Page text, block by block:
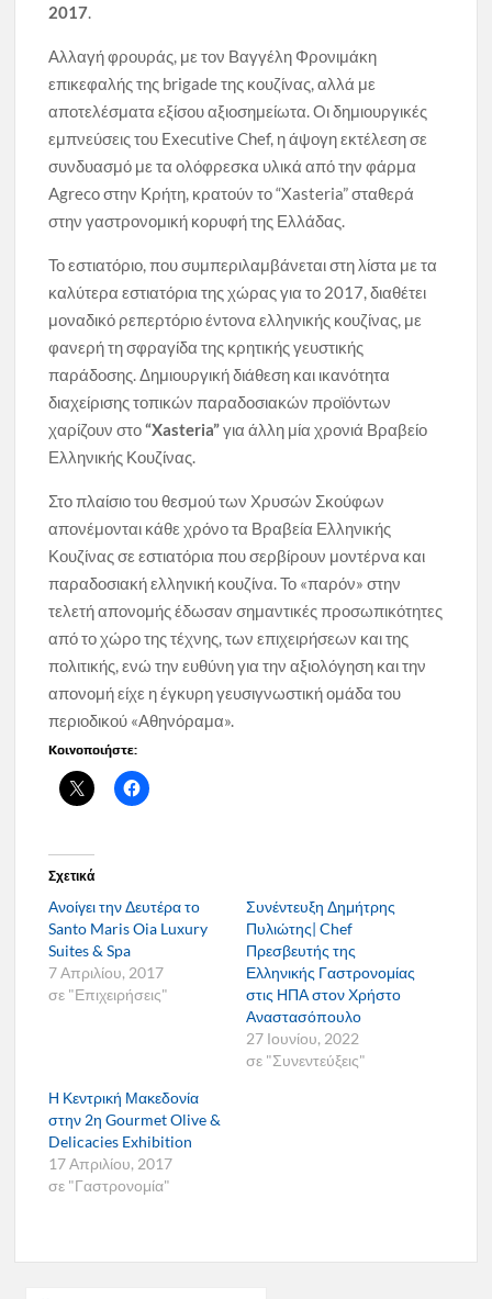
2017.
Αλλαγή φρουράς, με τον Βαγγέλη Φρονιμάκη
επικεφαλής της brigade της κουζίνας, αλλά με
αποτελέσματα εξίσου αξιοσημείωτα. Οι δημιουργικές
εμπνεύσεις του Executive Chef, η άψογη εκτέλεση σε
συνδυασμό με τα ολόφρεσκα υλικά από την φάρμα
Agreco στην Κρήτη, κρατούν το “Xasteria” σταθερά
στην γαστρονομική κορυφή της Ελλάδας.
Το εστιατόριο, που συμπεριλαμβάνεται στη λίστα με τα
καλύτερα εστιατόρια της χώρας για το 2017, διαθέτει
μοναδικό ρεπερτόριο έντονα ελληνικής κουζίνας, με
φανερή τη σφραγίδα της κρητικής γευστικής
παράδοσης. Δημιουργική διάθεση και ικανότητα
διαχείρισης τοπικών παραδοσιακών προϊόντων
χαρίζουν στο“Xasteria”για άλλη μία χρονιά Βραβείο
Ελληνικής Κουζίνας.
Στο πλαίσιο του θεσμού των Χρυσών Σκούφων
απονέμονται κάθε χρόνο τα Βραβεία Ελληνικής
Κουζίνας σε εστιατόρια που σερβίρουν μοντέρνα και
παραδοσιακή ελληνική κουζίνα. Το «παρόν» στην
τελετή απονομής έδωσαν σημαντικές προσωπικότητες
από το χώρο της τέχνης, των επιχειρήσεων και της
πολιτικής, ενώ την ευθύνη για την αξιολόγηση και την
απονομή είχε η έγκυρη γευσιγνωστική ομάδα του
περιοδικού «Αθηνόραμα».
Κοινοποιήστε:
Σχετικά
Ανοίγει την Δευτέρα το
Santo Maris Oia Luxury
Suites & Spa
7 Απριλίου, 2017
σε "Επιχειρήσεις"
Συνέντευξη Δημήτρης
Πυλιώτης| Chef
Πρεσβευτής της
Ελληνικής Γαστρονομίας
στις ΗΠΑ στον Χρήστο
Αναστασόπουλο
27 Ιουνίου, 2022
σε "Συνεντεύξεις"
Η Κεντρική Μακεδονία
στην 2η Gourmet Olive &
Delicacies Exhibition
17 Απριλίου, 2017
σε "Γαστρονομία"